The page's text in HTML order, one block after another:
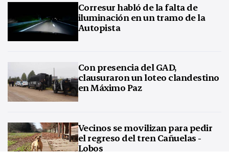
Corresur habló de la falta de
iluminación en un tramo de la
Autopista
Con presencia del GAD,
clausuraron un loteo clandestino
en Máximo Paz
Vecinos se movilizan para pedir
el regreso del tren Cañuelas -
Lobos